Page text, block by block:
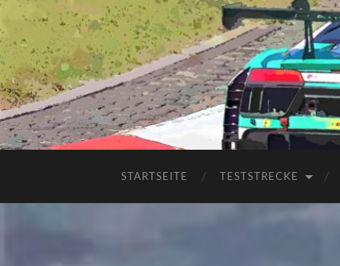
STARTSEITE TESTSTRECKE